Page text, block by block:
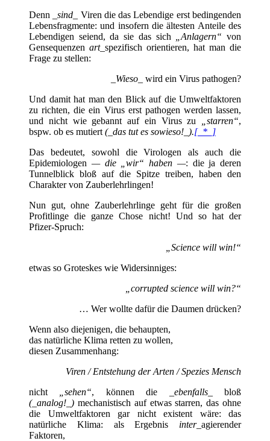
Denn
_sind_
Viren die das Lebendige erst bedingenden
Lebensfragmente: und insofern die ältesten Anteile des
Lebendigen seiend, da sie das sich
„Anlagern“ von
Gensequenzen art_spezifisch orientieren, hat man die
Frage zu stellen:
_Wieso_
wird ein Virus pathogen?
Und damit hat man den Blick auf dieUmweltfaktoren
zu richten, die ein Virus erst pathogen werden lassen,
und nicht wie gebannt auf ein Virus zu
„starren“,
bspw. ob es mutiert (_das tut es sowieso!_).[_*_]
Das bedeutet, sowohl die Virologen als auch die
Epidemiologen — die „wir“ haben —: die ja deren
Tunnelblick bloß auf die Spitze treiben, haben den
Charakter von Zauberlehrlingen!
Nun gut, ohne Zauberlehrlinge geht für die großen
Profitlinge die ganze Chose nicht! Und so hat der
Pfizer-Spruch:
„Science will win!“
etwas so Groteskes wie Widersinniges:
„corrupted science will win?“
… Wer wollte dafür die Daumen drücken?
Wenn also diejenigen, die behaupten,
das natürliche Klima retten zu wollen,
diesen Zusammenhang:
Viren / Entstehung der Arten / Spezies Mensch
nicht
„sehen“, können die _ebenfalls_
bloß
(_analog!_) mechanistisch auf etwas starren, das ohne
die Umweltfaktoren gar nicht existent wäre: das
natürliche Klima: als Ergebnis inter_agierender
Faktoren,